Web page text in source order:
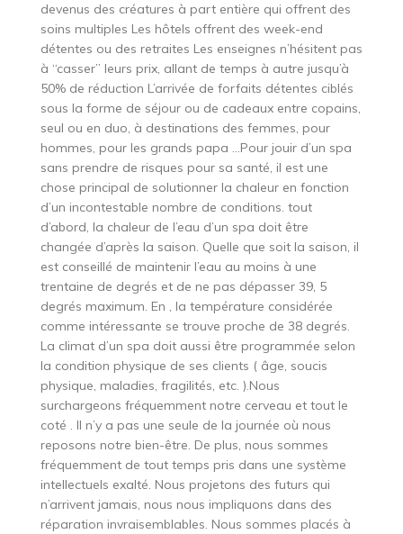
devenus des créatures à part entière qui offrent des
soins multiples Les hôtels offrent des week-end
détentes ou des retraites Les enseignes n’hésitent pas
à “casser” leurs prix, allant de temps à autre jusqu’à
50% de réduction L’arrivée de forfaits détentes ciblés
sous la forme de séjour ou de cadeaux entre copains,
seul ou en duo, à destinations des femmes, pour
hommes, pour les grands papa …Pour jouir d’un spa
sans prendre de risques pour sa santé, il est une
chose principal de solutionner la chaleur en fonction
d’un incontestable nombre de conditions. tout
d’abord, la chaleur de l’eau d’un spa doit être
changée d’après la saison. Quelle que soit la saison, il
est conseillé de maintenir l’eau au moins à une
trentaine de degrés et de ne pas dépasser 39, 5
degrés maximum. En , la température considérée
comme intéressante se trouve proche de 38 degrés.
La climat d’un spa doit aussi être programmée selon
la condition physique de ses clients ( âge, soucis
physique, maladies, fragilités, etc. ).Nous
surchargeons fréquemment notre cerveau et tout le
coté . Il n’y a pas une seule de la journée où nous
reposons notre bien-être. De plus, nous sommes
fréquemment de tout temps pris dans une système
intellectuels exalté. Nous projetons des futurs qui
n’arrivent jamais, nous nous impliquons dans des
réparation invraisemblables. Nous sommes placés à